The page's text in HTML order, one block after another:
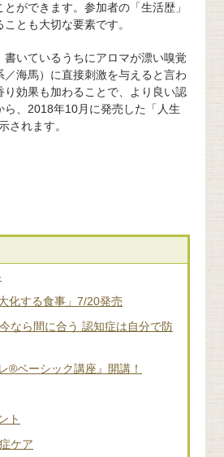
ができます。参加者の「生活歴」
とも大切な要素です。
いているうちにアロマが漂い嗅覚
海馬）に直接刺激を与えると言わ
効果も加わることで、より良い認
、2018年10月に発売した「人生
されます。
化する食事」7/20発売
なら間に合う 認知症は自分で防
®️ベーシック講座』開講！
ト
ケア